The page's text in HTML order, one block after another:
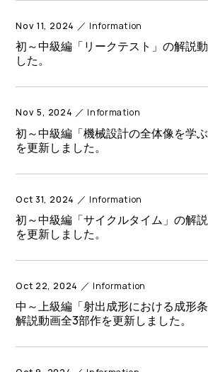
Nov 11, 2024 Information
初～中級編「リークテスト」の解説
した。
Nov 5, 2024 Information
初～中級編「機械設計の全体像を学
を更新しました。
Oct 31, 2024 Information
初～中級編「サイクルタイム」の解
を更新しました。
Oct 22, 2024 Information
中～上級編「射出成形における成形
解説動画全3部作を更新しました。